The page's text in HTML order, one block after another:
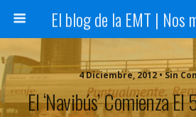
4 Diciembre, 2012 • Sin
El ‘Navibús’ Comienza